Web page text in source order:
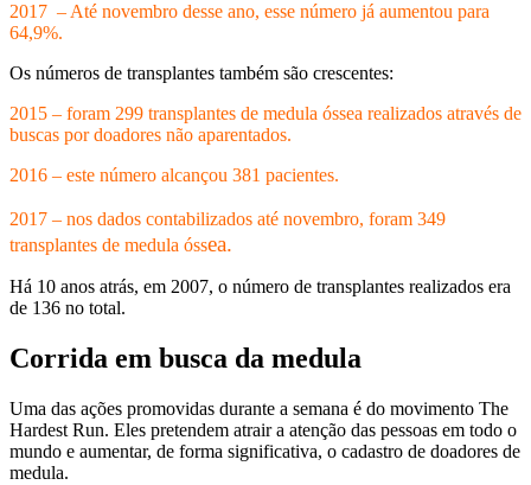
2017 – Até novembro desse ano, esse número já aumentou para
64,9%.
Os números de transplantes também são crescentes:
2015 – foram 299 transplantes de medula óssea realizados através de
buscas por doadores não aparentados.
2016 – este número alcançou 381 pacientes.
2017 – nos dados contabilizados até novembro, foram 349
transplantes de medula óssea.
Há 10 anos atrás, em 2007, o número de transplantes realizados era
de 136 no total.
Corrida em busca da medula
Uma das ações promovidas durante a semana é do movimento The
Hardest Run. Eles pretendem atrair a atenção das pessoas em todo o
mundo e aumentar, de forma significativa, o cadastro de doadores de
medula.